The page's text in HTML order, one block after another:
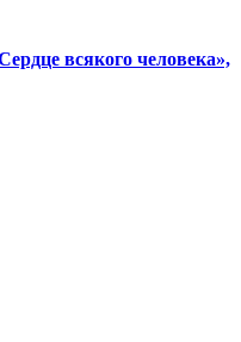
всякого человека»,